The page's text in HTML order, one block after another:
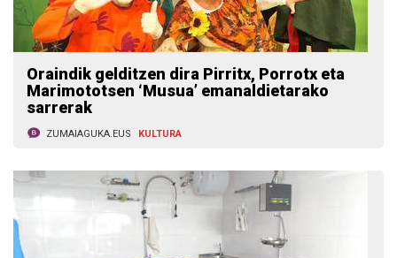
Oraindik gelditzen dira Pirritx, Porrotx eta
Marimototsen ‘Musua’ emanaldietarako
sarrerak
ZUMAIAGUKA.EUS KULTURA